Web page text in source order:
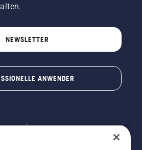
NEWSLETTER
ANWENDER